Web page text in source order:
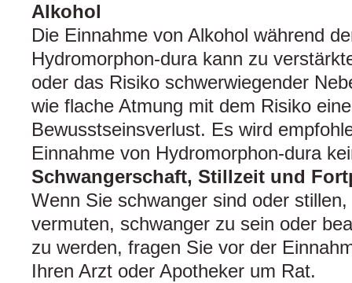
Alkohol
Die Einnahme von Alkohol während
Hydromorphon-dura kann zu
oder das Risiko schwerwiegender
wie flache Atmung mit dem Risiko
Bewusstseinsverlust. Es wird
Einnahme von Hydromorphon-dura
Schwangerschaft, Stillzeit und
Wenn Sie schwanger sind oder
vermuten, schwanger zu sein oder
zu werden, fragen Sie vor der
Ihren Arzt oder Apotheker um Rat.